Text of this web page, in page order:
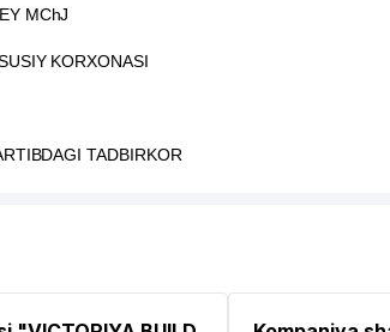
MChJ
KORXONASI
TADBIRKOR